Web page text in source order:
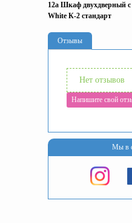
12а Шкаф двухдверный
White К-2 стандарт
Отзывы
Нет отзывов
Напишите свой
Мы в